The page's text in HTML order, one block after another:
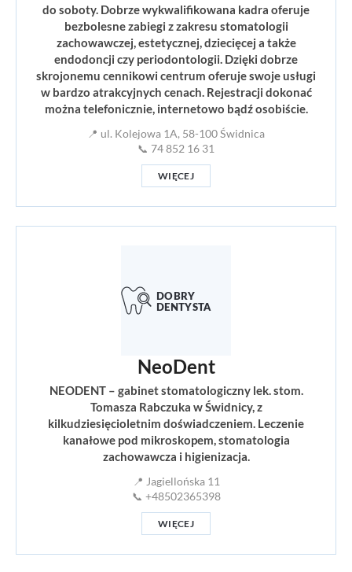
do soboty. Dobrze wykwalifikowana kadra oferuje
bezbolesne zabiegi z zakresu stomatologii
zachowawczej, estetycznej, dziecięcej a także
endodoncji czy periodontologii. Dzięki dobrze
skrojonemu cennikowi centrum oferuje swoje usługi
w bardzo atrakcyjnych cenach. Rejestracji dokonać
można telefonicznie, internetowo bądź osobiście.
📍 ul. Kolejowa 1A, 58-100 Świdnica
📞 74 852 16 31
WIĘCEJ
NeoDent
NEODENT – gabinet stomatologiczny lek. stom.
Tomasza Rabczuka w Świdnicy, z
kilkudziesięcioletnim doświadczeniem. Leczenie
kanałowe pod mikroskopem, stomatologia
zachowawcza i higienizacja.
📍 Jagiellońska 11
📞 +48502365398
WIĘCEJ